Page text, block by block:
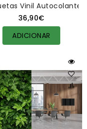
Unid.Vinil Autocolante
36,90€
ADICIONAR